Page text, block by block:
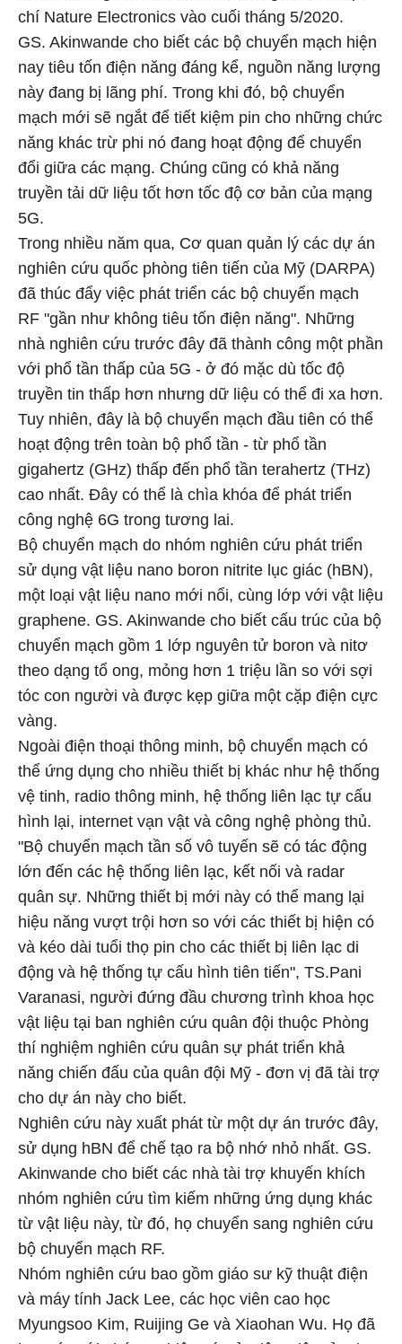
chí Nature Electronics vào cuối tháng 5/2020.
GS. Akinwande cho biết các bộ chuyển mạch hiện
nay tiêu tốn điện năng đáng kể, nguồn năng lượng
này đang bị lãng phí. Trong khi đó, bộ chuyển
mạch mới sẽ ngắt để tiết kiệm pin cho những chức
năng khác trừ phi nó đang hoạt động để chuyển
đổi giữa các mạng. Chúng cũng có khả năng
truyền tải dữ liệu tốt hơn tốc độ cơ bản của mạng
5G.
Trong nhiều năm qua, Cơ quan quản lý các dự án
nghiên cứu quốc phòng tiên tiến của Mỹ (DARPA)
đã thúc đẩy việc phát triển các bộ chuyển mạch
RF "gần như không tiêu tốn điện năng". Những
nhà nghiên cứu trước đây đã thành công một phần
với phổ tần thấp của 5G - ở đó mặc dù tốc độ
truyền tin thấp hơn nhưng dữ liệu có thể đi xa hơn.
Tuy nhiên, đây là bộ chuyển mạch đầu tiên có thể
hoạt động trên toàn bộ phổ tần - từ phổ tần
gigahertz (GHz) thấp đến phổ tần terahertz (THz)
cao nhất. Đây có thể là chìa khóa để phát triển
công nghệ 6G trong tương lai.
Bộ chuyển mạch do nhóm nghiên cứu phát triển
sử dụng vật liệu nano boron nitrite lục giác (hBN),
một loại vật liệu nano mới nổi, cùng lớp với vật liệu
graphene. GS. Akinwande cho biết cấu trúc của bộ
chuyển mạch gồm 1 lớp nguyên tử boron và nitơ
theo dạng tổ ong, mỏng hơn 1 triệu lần so với sợi
tóc con người và được kẹp giữa một cặp điện cực
vàng.
Ngoài điện thoại thông minh, bộ chuyển mạch có
thể ứng dụng cho nhiều thiết bị khác như hệ thống
vệ tinh, radio thông minh, hệ thống liên lạc tự cấu
hình lại, internet vạn vật và công nghệ phòng thủ.
"Bộ chuyển mạch tần số vô tuyến sẽ có tác động
lớn đến các hệ thống liên lạc, kết nối và radar
quân sự. Những thiết bị mới này có thể mang lại
hiệu năng vượt trội hơn so với các thiết bị hiện có
và kéo dài tuổi thọ pin cho các thiết bị liên lạc di
động và hệ thống tự cấu hình tiên tiến", TS.Pani
Varanasi, người đứng đầu chương trình khoa học
vật liệu tại ban nghiên cứu quân đội thuộc Phòng
thí nghiệm nghiên cứu quân sự phát triển khả
năng chiến đấu của quân đội Mỹ - đơn vị đã tài trợ
cho dự án này cho biết.
Nghiên cứu này xuất phát từ một dự án trước đây,
sử dụng hBN để chế tạo ra bộ nhớ nhỏ nhất. GS.
Akinwande cho biết các nhà tài trợ khuyến khích
nhóm nghiên cứu tìm kiếm những ứng dụng khác
từ vật liệu này, từ đó, họ chuyển sang nghiên cứu
bộ chuyển mạch RF.
Nhóm nghiên cứu bao gồm giáo sư kỹ thuật điện
và máy tính Jack Lee, các học viên cao học
Myungsoo Kim, Ruijing Ge và Xiaohan Wu. Họ đã